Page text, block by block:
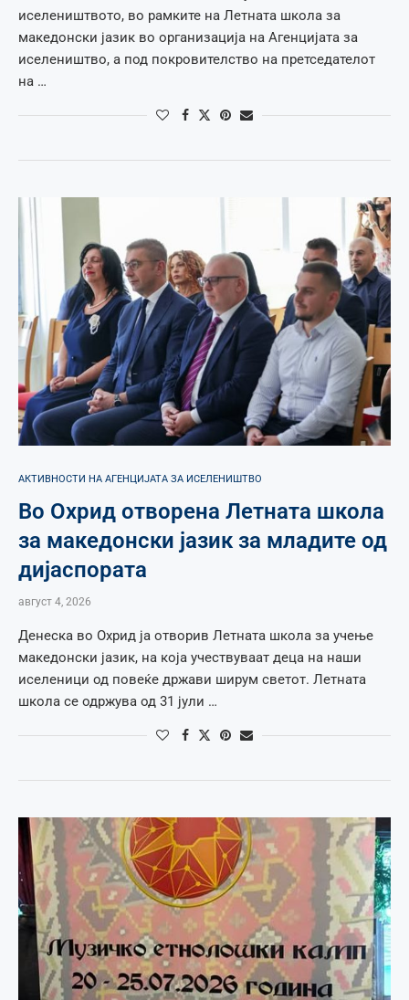
иселеништвото, во рамките на Летната школа за
македонски јазик во организација на Агенцијата за
иселеништво, а под покровителство на претседателот
на …
АКТИВНОСТИ НА АГЕНЦИЈАТА ЗА ИСЕЛЕНИШТВО
Во Охрид отворена Летната школа
за македонски јазик за младите од
дијаспората
август 4, 2026
Денеска во Охрид ја отворив Летната школа за учење
македонски јазик, на која учествуваат деца на наши
иселеници од повеќе држави ширум светот. Летната
школа се одржува од 31 јули …